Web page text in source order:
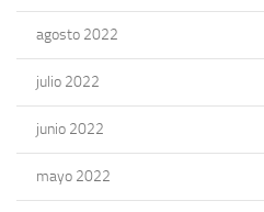
agosto 2022
julio 2022
junio 2022
mayo 2022